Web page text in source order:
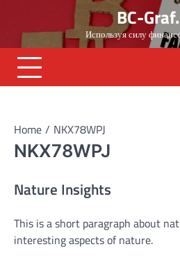
content
BC-
Используя силу
Home NKX78WPJ
NKX78WPJ
Nature Insights
This is a short paragraph about
interesting aspects of nature.